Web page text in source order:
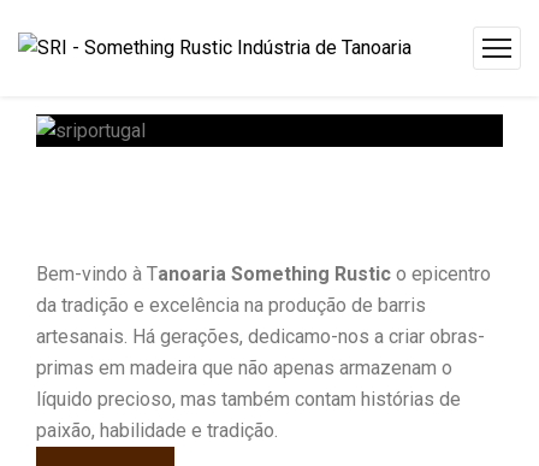
SobreNós
Bem-vindo à Tanoaria Something Rustic o epicentro
da tradição e excelência na produção de barris
artesanais. Há gerações, dedicamo-nos a criar obras-
primas em madeira que não apenas armazenam o
líquido precioso, mas também contam histórias de
paixão, habilidade e tradição.